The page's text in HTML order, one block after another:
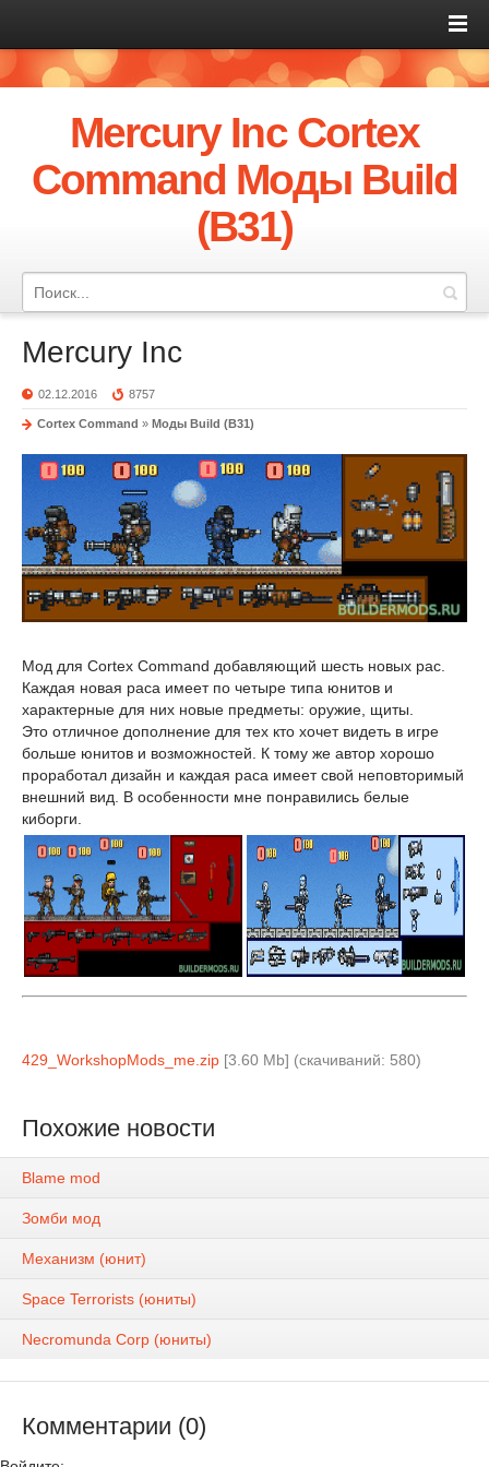
Mercury Inc Cortex
Command Моды Build
(B31)
Mercury Inc
02.12.2016 8757
Cortex Command » Моды Build (B31)
Мод для Cortex Command добавляющий шесть новых рас.
Каждая новая раса имеет по четыре типа юнитов и
характерные для них новые предметы: оружие, щиты.
Это отличное дополнение для тех кто хочет видеть в игре
больше юнитов и возможностей. К тому же автор хорошо
проработал дизайн и каждая раса имеет свой неповторимый
внешний вид. В особенности мне понравились белые
киборги.
429_WorkshopMods_me.zip [3.60 Mb] (cкачиваний: 580)
Похожие новости
Blame mod
Зомби мод
Механизм (юнит)
Space Terrorists (юниты)
Necromunda Corp (юниты)
Комментарии (0)